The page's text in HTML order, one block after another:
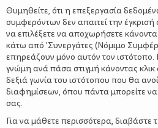
Πώς θα μάθει να δένει τα
Θυμηθείτε, ότι η επεξεργασία
συμφερόντων δεν απαιτεί την
να επιλέξετε να αποχωρήσετε
κάτω από 'Συνεργάτες (Νόμιμο
επηρεάζουν μόνο αυτόν τον ιστότοπο.
γνώμη ανά πάσα στιγμή κάνοντας κλικ
δεξιά γωνία του ιστότοπου που θα
διαφημίσεων, όπου πάντα μπορείτε να
σας.
Για να μάθετε περισσότερα, διαβάστε